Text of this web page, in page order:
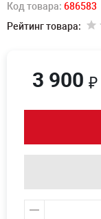
Код товара: 686583
Рейтинг товара:
3 900 ₽